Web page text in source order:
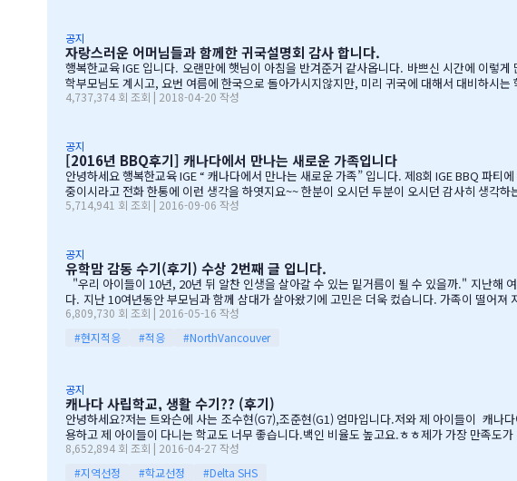
공지
자랑스러운 어머님들과 함께한 귀국설명회 감사 합니다.
행복한교육 IGE 입니다. 오랜만에 햇님이 아침을 반겨준거 같사옵니다. 바쁘신 시간에 이렇
학부모님도 계시고, 요번 여름에 한국으로 돌아가시지않지만, 미리 귀국에 대해서 대비하
기에 댓글이 27 이였지만, 참석해주시는 학부모님들은 50분이 넘으셔서, 처음 오픈닝때 당
4,737,374 회 조회 | 2018-04-20 작성
공지
[2016년 BBQ후기] 캐나다에서 만나는 새로운 가족입니다
안녕하세요 행복한교육 IGE “ 캐나다에서 만나는 새로운 가족” 입니다. 제8회 IGE BBQ 파티에 참석해주신 모든 IGE 가족분들께 진심으로 감사드립니다. 오전에 비가 와서 걱정 또 걱정을 하였지만, 어느 어머님께서는 오시는
중이시라고 전화 한통에 이런 생각을 하엿지요~~ 한분이 오시던 두분이 오시던 감사히 생각하는 마음으로 이른 오전부터 차근 차근 준비하
청 교육감님들께서도 참석해주셧습니다. 11시30분부터 오픈닝을 시작하엿고, 12시부터
5,714,941 회 조회 | 2016-09-06 작성
공지
유학맘 감동 수기(후기) 수상 2번째 글 입니다.
"우리 아이들이 10년, 20년 뒤 알찬 인생을 살아갈 수 있는 밑거름이 될 수 있을까." 지난해 여름 9살짜리 아들과 6살짜리 딸아이를 데리고 캐나다 밴쿠버로 조기유학을 떠날 결심을 했을 때, 매일밤 떠오르는 고민이었습니
다. 지난 10여년동안 부모님과 함께 삼대가 살아왔기에 고민은 더욱 컸습니다. 가족이 떨어져 지내는 시간을 나이 드신 부모님들이 견디실 수 있을까 하는 점도 마음을 무겁게 했습니다. 하지만 부모님께서는 "아이들의 장래를
위해 맹모삼천지교(孟母三遷之敎, 맹자의 어머니가 자식을 위해 세 번 이사했다는 뜻)는 못할망정, 조금이라도 기
6,809,730 회 조회 | 2016-05-16 작성
#현지적응
#적응 #NorthVancouver
공지
캐나다 사립학교, 생활 수기?? (후기)
안녕하세요?저는 트와슨에 사는 조수현(G7),조준현(G1) 엄마입니다.저와 제 아이들이 캐나
용하고 제 아이들이 다니는 학교도 너무 좋습니다.백인 비율도 높고요.ㅎㅎ제가 가장 만족
좋습니다.교내 클럽 활동도 정말 대단합니다.발론티어로 돌아가는 것도 대단하고요. 큰아이
게 크는 거라고 말씀해주시고아이의 작은 장단점도 다 알고 계시고 장점도 크게 칭찬해주시
8,652,894 회 조회 | 2016-04-27 작성
#지역선정
#학교선정 #Delta SHS